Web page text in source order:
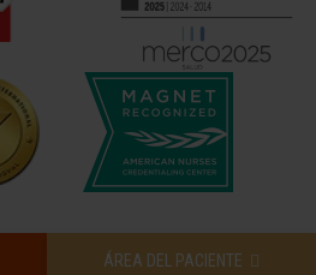
ÁREA DEL PACIENTE